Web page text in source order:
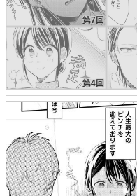
第7回
第4回